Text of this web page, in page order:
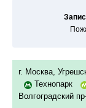
г. Москва,
Технопарк
Волгоградский